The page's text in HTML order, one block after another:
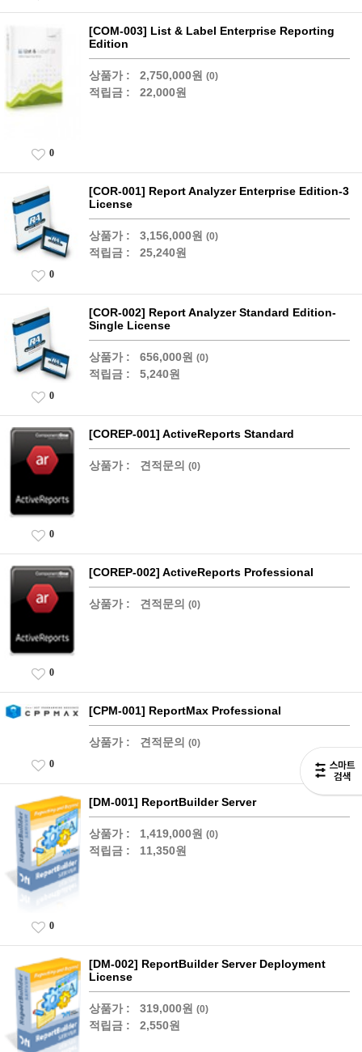
[COM-003] List & Label Enterprise Reporting
Edition
상품가 : 2,750,000원 (0)
적립금 : 22,000원
0
[COR-001] Report Analyzer Enterprise Edition-3
License
상품가 : 3,156,000원 (0)
적립금 : 25,240원
0
[COR-002] Report Analyzer Standard Edition-
Single License
상품가 : 656,000원 (0)
적립금 : 5,240원
0
[COREP-001] ActiveReports Standard
상품가 : 견적문의 (0)
0
[COREP-002] ActiveReports Professional
상품가 : 견적문의 (0)
0
[CPM-001] ReportMax Professional
상품가 : 견적문의 (0)
0
[DM-001] ReportBuilder Server
상품가 : 1,419,000원 (0)
적립금 : 11,350원
0
[DM-002] ReportBuilder Server Deployment
License
상품가 : 319,000원 (0)
적립금 : 2,550원